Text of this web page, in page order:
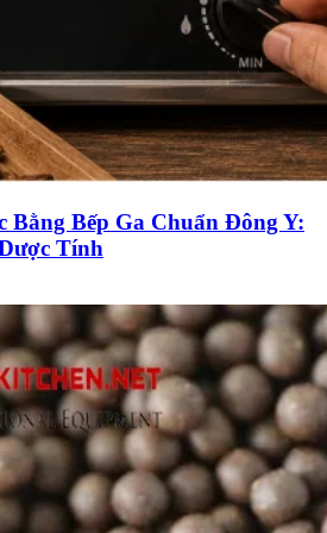
Bằng Bếp Ga Chuẩn Đông Y:
Tính